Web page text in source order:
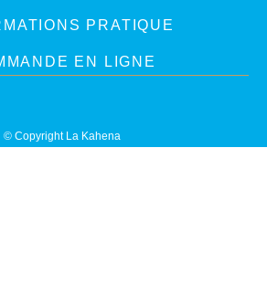
PRATIQUE
EN LIGNE
© Copyright La Kahena